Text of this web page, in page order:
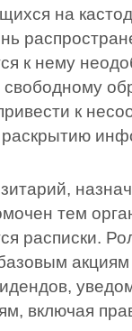
на
к нему
свободному
к
тем
расписки.
включая